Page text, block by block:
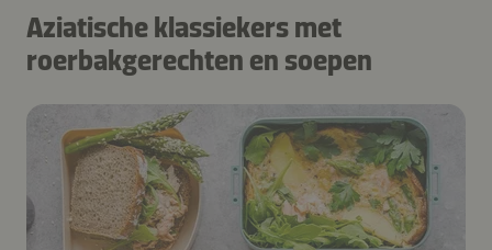
Aziatische klassiekers met
roerbakgerechten en soepen